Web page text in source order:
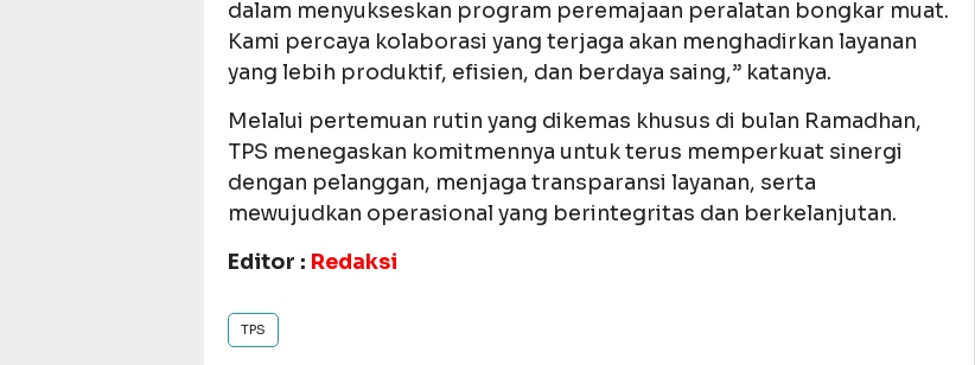
dalam menyukseskan program peremajaan peralatan bongkar muat.
Kami percaya kolaborasi yang terjaga akan menghadirkan layanan
yang lebih produktif, efisien, dan berdaya saing,” katanya.
Melalui pertemuan rutin yang dikemas khusus di bulan Ramadhan,
TPS menegaskan komitmennya untuk terus memperkuat sinergi
dengan pelanggan, menjaga transparansi layanan, serta
mewujudkan operasional yang berintegritas dan berkelanjutan.
Editor : Redaksi
TPS